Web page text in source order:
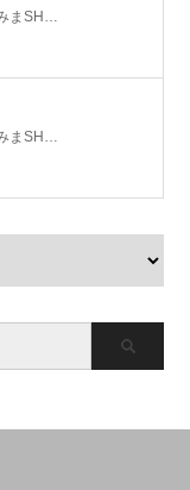
まSH…
まSH…